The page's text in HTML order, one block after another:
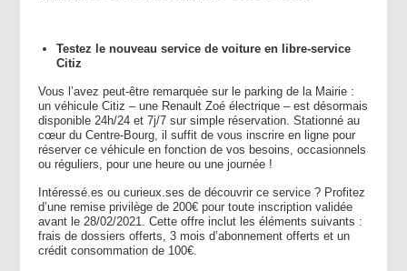
Testez le nouveau service de voiture en libre-service
Citiz
Vous l’avez peut-être remarquée sur le parking de la Mairie :
un véhicule Citiz – une Renault Zoé électrique – est désormais
disponible 24h/24 et 7j/7 sur simple réservation. Stationné au
cœur du Centre-Bourg, il suffit de vous inscrire en ligne pour
réserver ce véhicule en fonction de vos besoins, occasionnels
ou réguliers, pour une heure ou une journée !
Intéressé.es ou curieux.ses de découvrir ce service ? Profitez
d’une remise privilège de 200€ pour toute inscription validée
avant le 28/02/2021. Cette offre inclut les éléments suivants :
frais de dossiers offerts, 3 mois d’abonnement offerts et un
crédit consommation de 100€.